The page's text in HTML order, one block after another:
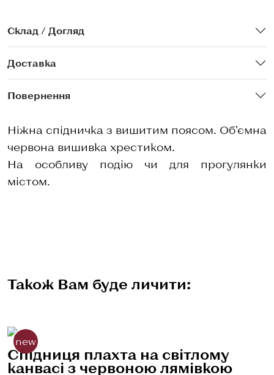
Склад / Догляд
Доставка
Повернення
Ніжна спідничка з вишитим поясом. Об’ємна
червона вишивка хрестиком.
На особливу подію чи для прогулянки
містом.
Також Вам буде личити:
Спідниця плахта на світлому
канвасі з червоною лямівкою
new